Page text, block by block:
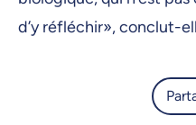
d’y réfléchir», conclut-